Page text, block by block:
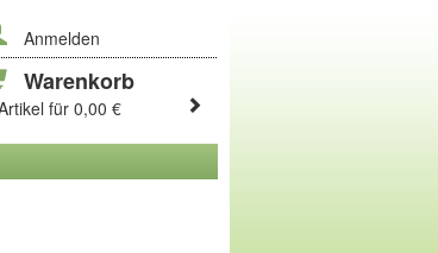
Anmelden
Warenkorb
für 0,00 €